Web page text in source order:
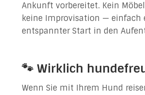
Ankunft vorbereitet. Kein
keine Improvisation — einfach
entspannter Start in den
🐾 Wirklich
Wenn Sie mit Ihrem Hund